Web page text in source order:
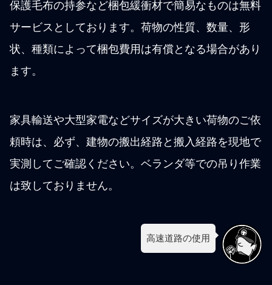
保護毛布の持参など梱包緩衝材で簡易なものは無料
サービスとしております。荷物の性質、数量、形
状、種類によって梱包費用は有償となる場合があり
ます。
家具輸送や大型家電などサイズが大きい荷物のご依
頼時は、必ず、建物の搬出経路と搬入経路を現地で
実測してご確認ください。ベランダ等での吊り作業
は致しておりません。
高速道路の使用